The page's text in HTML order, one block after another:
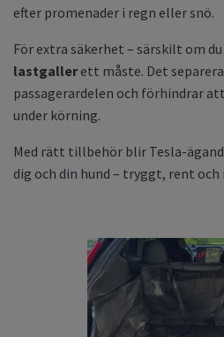
efter promenader i regn eller snö.
För extra säkerhet – särskilt om
lastgallerett måste. Det
passagerardelen och förhindrar
under körning.
Med rätt tillbehör blir Tesla-
dig och din hund – tryggt, rent